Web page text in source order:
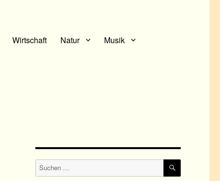
Wirtschaft Natur Musik
Suchen
nach:
SUCHEN